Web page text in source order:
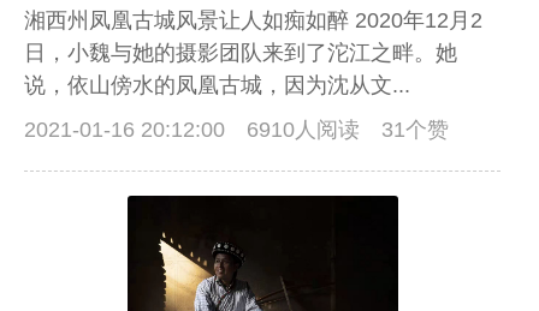
湘西州凤凰古城风景让人如痴如醉 2020年12月2
日，小魏与她的摄影团队来到了沱江之畔。她
说，依山傍水的凤凰古城，因为沈从文...
2021-01-16 20:12:00
6910人阅读 31个赞